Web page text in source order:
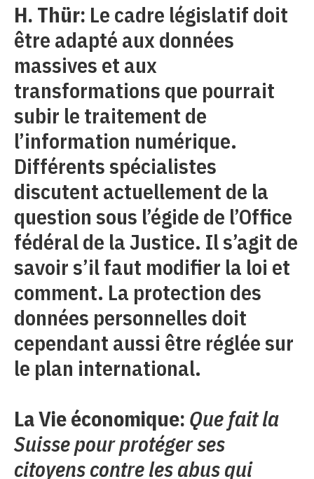
H. Thür: Le cadre législatif doit
être adapté aux données
massives et aux
transformations que pourrait
subir le traitement de
l’information numérique.
Différents spécialistes
discutent actuellement de la
question sous l’égide de l’Office
fédéral de la Justice. Il s’agit de
savoir s’il faut modifier la loi et
comment. La protection des
données personnelles doit
cependant aussi être réglée sur
le plan international.
La Vie économique: Que fait la
Suisse pour protéger ses
citoyens contre les abus qui